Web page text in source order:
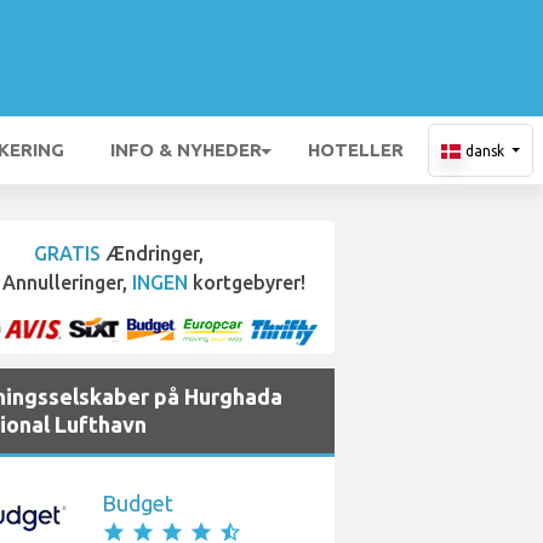
INFO & NYHEDER HOTELLER dansk
GRATIS Ændringer,
Annulleringer, INGEN kortgebyrer!
på Hurghada
Lufthavn
Budget
star star star star star_half